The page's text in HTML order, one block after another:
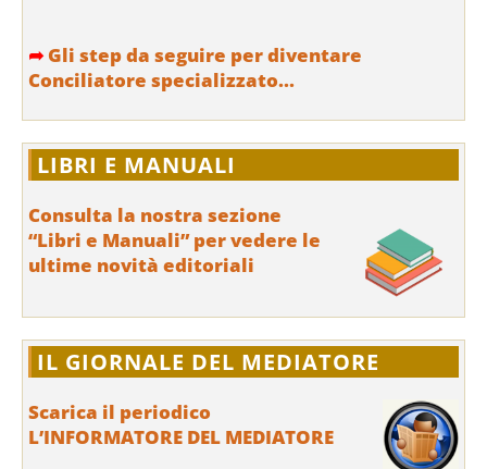
➦ Gli step da seguire per diventare
Conciliatore specializzato...
LIBRI E MANUALI
Consulta la nostra sezione
“Libri e Manuali” per vedere le
ultime novità editoriali
IL GIORNALE DEL MEDIATORE
Scarica il periodico
L’INFORMATORE DEL MEDIATORE